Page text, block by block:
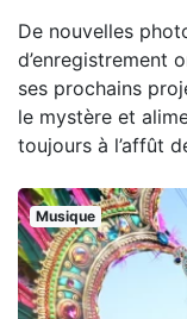
De nouvelles
d’enregistrement
ses prochains
le mystère et
toujours à l’affût
Musique